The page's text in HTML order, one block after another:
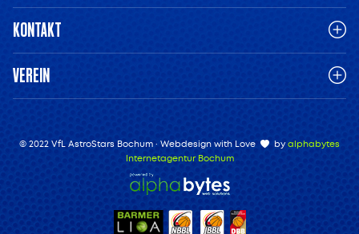
KONTAKT
VEREIN
© 2022 VfL AstroStars Bochum · Webdesign with Love by alphabytes
Internetagentur Bochum